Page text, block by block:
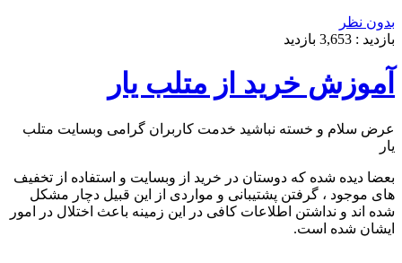
نظر
:
3,653بازدید
خرید از متلب یار
سلام و خسته نباشید خدمت کاربران گرامی وبسایت متلب
دیده شده که دوستان در خرید از وبسایت و استفاده از تخفیف
موجود ، گرفتن پشتیبانی و مواردی از این قبیل دچار مشکل
اند و نداشتن اطلاعات کافی در این زمینه باعث اختلال در امور
شده است.